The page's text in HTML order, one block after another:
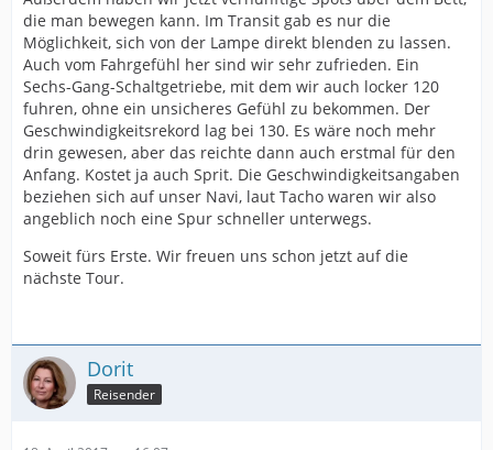
die man bewegen kann. Im Transit gab es nur die
Möglichkeit, sich von der Lampe direkt blenden zu lassen.
Auch vom Fahrgefühl her sind wir sehr zufrieden. Ein
Sechs-Gang-Schaltgetriebe, mit dem wir auch locker 120
fuhren, ohne ein unsicheres Gefühl zu bekommen. Der
Geschwindigkeitsrekord lag bei 130. Es wäre noch mehr
drin gewesen, aber das reichte dann auch erstmal für den
Anfang. Kostet ja auch Sprit. Die Geschwindigkeitsangaben
beziehen sich auf unser Navi, laut Tacho waren wir also
angeblich noch eine Spur schneller unterwegs.
Soweit fürs Erste. Wir freuen uns schon jetzt auf die
nächste Tour.
Dorit
Reisender